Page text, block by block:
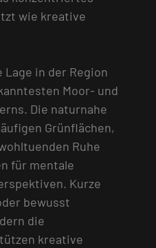
wie kreative
in der Region
Moor- und
Die naturnahe
Grünflächen,
Ruhe
für mentale
Kurze
bewusst
die
kreative